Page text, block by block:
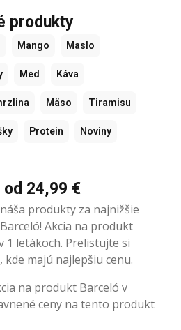
produkty
Mango Maslo
Med Káva
Mäso Tiramisu
Protein Noviny
24,99 €
produkty za najnižšie
Akcia na produkt
1 letákoch. Prelistujte si
majú najlepšiu cenu.
na produkt Barceló v
ceny na tento produkt